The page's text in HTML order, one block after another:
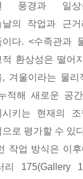
풍경과 일상
날의 작업과 근
이다. <수족관과
적 환상성은 떨어
, 겨울이라는 물
적해 새로운 공
시키는 현재의
으로 평가할 수 있
작업 방식은 이
리 175(Gallery